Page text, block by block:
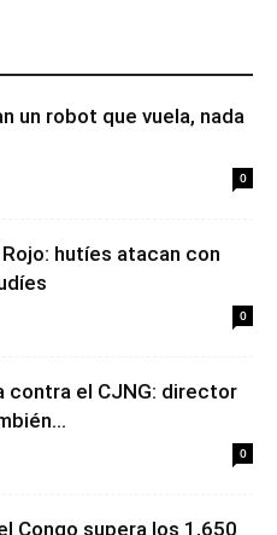
un robot que vuela, nada
0
hutíes atacan con
0
contra el CJNG: director
0
Congo supera los 1,650